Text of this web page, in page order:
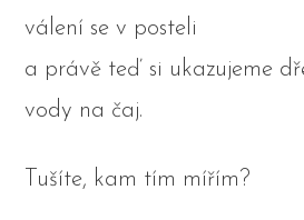
válení se v posteli
a právě teď si ukazujeme
vody na čaj.
Tušíte, kam tím mířím?